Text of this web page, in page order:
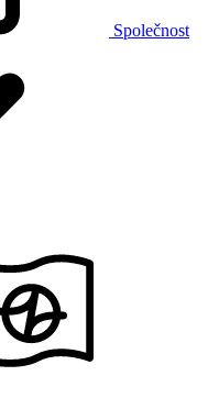
Společnost